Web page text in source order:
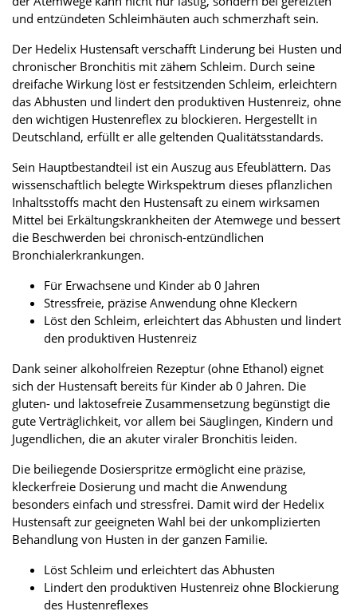
und entzündeten Schleimhäuten auch schmerzhaft sein.
Der Hedelix Hustensaft verschafft Linderung bei Husten und
chronischer Bronchitis mit zähem Schleim. Durch seine
dreifache Wirkung löst er festsitzenden Schleim, erleichtern
das Abhusten und lindert den produktiven Hustenreiz, ohne
den wichtigen Hustenreflex zu blockieren. Hergestellt in
Deutschland, erfüllt er alle geltenden Qualitätsstandards.
Sein Hauptbestandteil ist ein Auszug aus Efeublättern. Das
wissenschaftlich belegte Wirkspektrum dieses pflanzlichen
Inhaltsstoffs macht den Hustensaft zu einem wirksamen
Mittel bei Erkältungskrankheiten der Atemwege und bessert
die Beschwerden bei chronisch-entzündlichen
Bronchialerkrankungen.
Für Erwachsene und Kinder ab 0 Jahren
Stressfreie, präzise Anwendung ohne Kleckern
Löst den Schleim, erleichtert das Abhusten und lindert
den produktiven Hustenreiz
Dank seiner alkoholfreien Rezeptur (ohne Ethanol) eignet
sich der Hustensaft bereits für Kinder ab 0 Jahren. Die
gluten- und laktosefreie Zusammensetzung begünstigt die
gute Verträglichkeit, vor allem bei Säuglingen, Kindern und
Jugendlichen, die an akuter viraler Bronchitis leiden.
Die beiliegende Dosierspritze ermöglicht eine präzise,
kleckerfreie Dosierung und macht die Anwendung
besonders einfach und stressfrei. Damit wird der Hedelix
Hustensaft zur geeigneten Wahl bei der unkomplizierten
Behandlung von Husten in der ganzen Familie.
Löst Schleim und erleichtert das Abhusten
Lindert den produktiven Hustenreiz ohne Blockierung
des Hustenreflexes